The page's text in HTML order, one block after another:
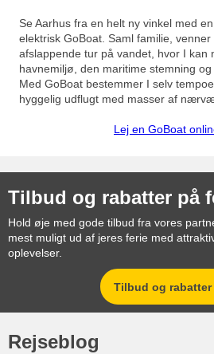
Se Aarhus fra en helt ny vinkel med
elektrisk GoBoat. Saml familie,
afslappende tur på vandet, hvor I kan
havnemiljø, den maritime stemning og
Med GoBoat bestemmer I selv
hyggelig udflugt med masser af
Lej en GoBoat
Tilbud og rabatter på
Hold øje med gode tilbud fra vores
mest muligt ud af jeres ferie med
oplevelser.
Tilbud og rabatter
Rejseblog